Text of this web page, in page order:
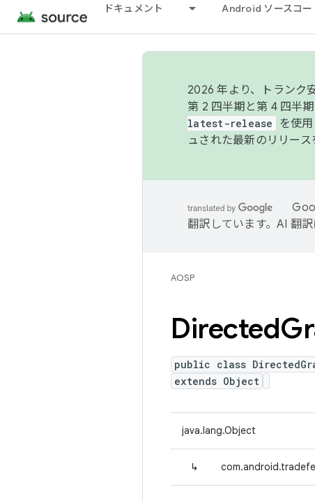
ドキュメント Android ソースコー
2026 年より、トランク
第 2 四半期と第 4 四半
latest-release
を使用
ュされた最新のリリース
翻訳しています。AI 翻
AOSP
Directed
public class
extends Object
java.lang.Object
↳